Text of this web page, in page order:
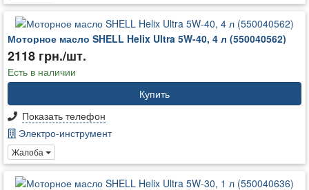
Моторное масло SHELL Helix Ultra 5W-40, 4 л (550040562)
2118 грн./шт.
Есть в наличии
Купить
Показать телефон
Электро-инструмент
Жалоба